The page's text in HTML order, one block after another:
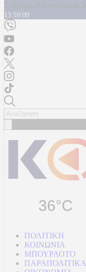
13:59:11
36°C
ΠΟΛΙΤΙΚΗ
ΚΟΙΝΩΝΙΑ
ΜΠΟΥΡΛΟΤΟ
ΠΑΡΑΠΟΛΙΤΙΚΑ